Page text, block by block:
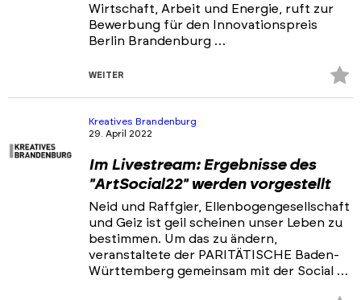
Wirtschaft, Arbeit und Energie, ruft zur
Bewerbung für den Innovationspreis
Berlin Brandenburg …
WEITER
Kreatives Brandenburg
29. April 2022
Im Livestream: Ergebnisse des
"ArtSocial22" werden vorgestellt
Neid und Raffgier, Ellenbogengesellschaft
und Geiz ist geil scheinen unser Leben zu
bestimmen. Um das zu ändern,
veranstaltete der PARITÄTISCHE Baden-
Württemberg gemeinsam mit der Social …